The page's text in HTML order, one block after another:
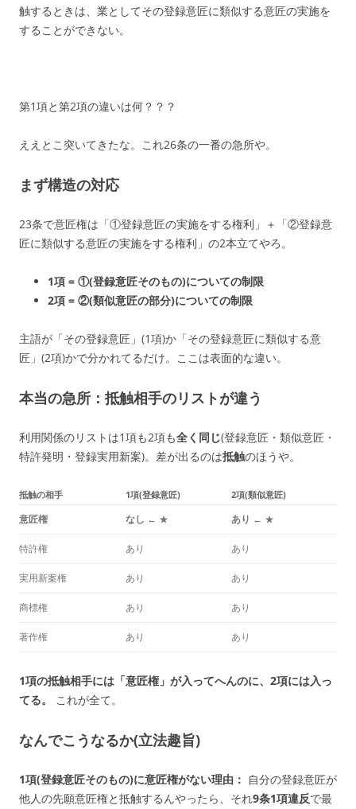
触するときは、業としてその登録意匠に類似する意匠の実施を
することができない。
第1項と第2項の違いは何？？？
ええとこ突いてきたな。これ26条の一番の急所や。
まず構造の対応
23条で意匠権は「①登録意匠の実施をする権利」＋「②登録意
匠に類似する意匠の実施をする権利」の2本立てやろ。
1項 = ①(登録意匠そのもの)についての制限
2項 = ②(類似意匠の部分)についての制限
主語が「その登録意匠」(1項)か「その登録意匠に類似する意
匠」(2項)かで分かれてるだけ。ここは表面的な違い。
本当の急所：抵触相手のリストが違う
利用関係のリストは1項も2項も全く同じ(登録意匠・類似意匠・
特許発明・登録実用新案)。差が出るのは抵触のほうや。
抵触の相手 1項(登録意匠) 2項(類似意匠)
意匠権 なし ← ★ あり ← ★
特許権 あり あり
実用新案権 あり あり
商標権 あり あり
著作権 あり あり
1項の抵触相手には「意匠権」が入ってへんのに、2項には入っ
てる。
これが全て。
なんでこうなるか(立法趣旨)
1項(登録意匠そのもの)に意匠権がない理由： 自分の登録意匠が
他人の先願意匠権と抵触するんやったら、それ9条1項違反で最